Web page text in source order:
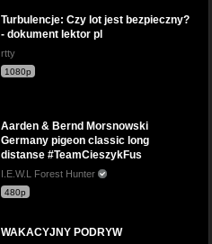
Turbulencje: Czy lot jest bezpieczny?
- dokument lektor pl
rtty
1080p
Aarden & Bernd Morsnowski
Germany pigeon classic long
distanse #TeamCieszykFus
I.E.W.L Forest Hunter
480p
WAKACYJNY PODRYW